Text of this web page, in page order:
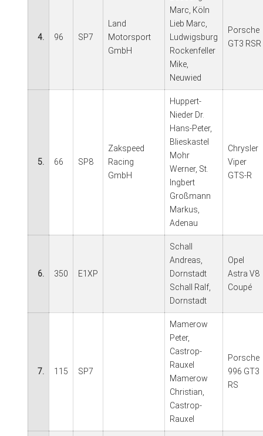
4. 96 SP7
Land
Motorsport
GmbH
Marc, Köln
Lieb Marc,
Ludwigsburg
Rockenfeller
Mike,
Neuwied
Porsche
GT3 RSR
5. 66 SP8
Zakspeed
Racing
GmbH
Huppert-
Nieder Dr.
Hans-Peter,
Blieskastel
Mohr
Werner, St.
Ingbert
Großmann
Markus,
Adenau
Chrysler
Viper
GTS-R
6. 350 E1XP
Schall
Andreas,
Dornstadt
Schall Ralf,
Dornstadt
Opel
Astra V8
Coupé
7. 115 SP7
Mamerow
Peter,
Castrop-
Rauxel
Mamerow
Christian,
Castrop-
Rauxel
Porsche
996 GT3
RS